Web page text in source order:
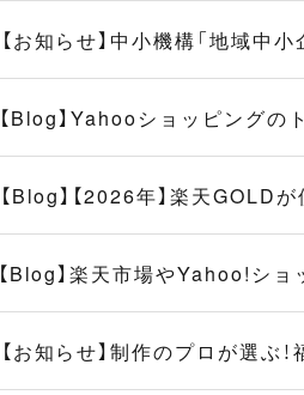
【お知らせ】中小機構「地域中
【Blog】Yahooショッピング
【Blog】【2026年】楽天
【Blog】楽天市場やYahoo!シ
【お知らせ】制作のプロが選